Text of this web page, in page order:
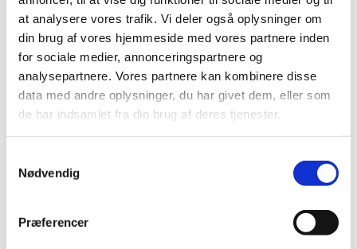
at analysere vores trafik. Vi deler også oplysninger om
din brug af vores hjemmeside med vores partnere inden
for sociale medier, annonceringspartnere og
analysepartnere. Vores partnere kan kombinere disse
data med andre oplysninger, du har givet dem, eller som
de har indsamlet fra din brug af deres tjenester.
Nødvendig
Præferencer
2017 (167)
2016 (167)
2015 (33)
2014 (44)
2010 (7)
2008 (8)